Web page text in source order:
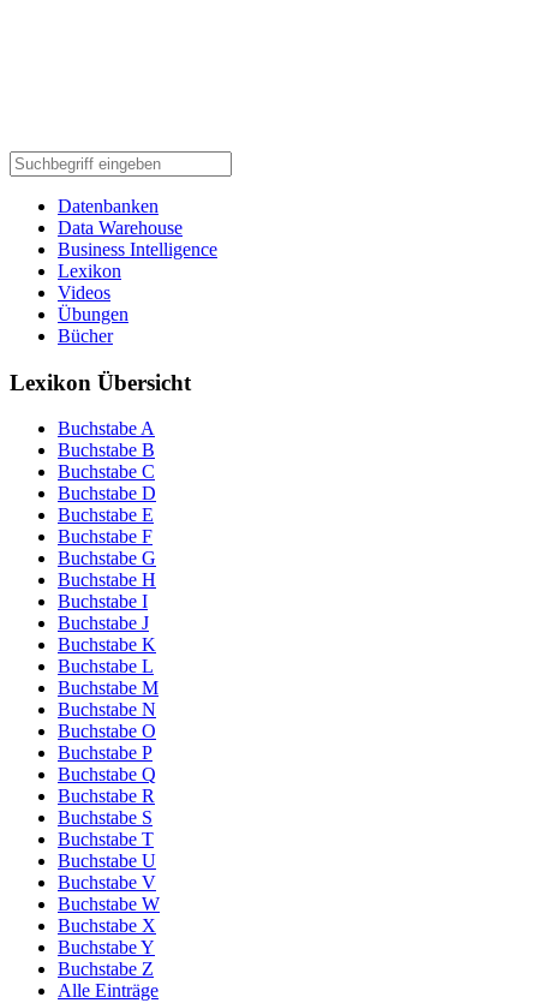
Datenbanken
Data Warehouse
Business Intelligence
Lexikon
Videos
Übungen
Bücher
Lexikon Übersicht
Buchstabe A
Buchstabe B
Buchstabe C
Buchstabe D
Buchstabe E
Buchstabe F
Buchstabe G
Buchstabe H
Buchstabe I
Buchstabe J
Buchstabe K
Buchstabe L
Buchstabe M
Buchstabe N
Buchstabe O
Buchstabe P
Buchstabe Q
Buchstabe R
Buchstabe S
Buchstabe T
Buchstabe U
Buchstabe V
Buchstabe W
Buchstabe X
Buchstabe Y
Buchstabe Z
Alle Einträge